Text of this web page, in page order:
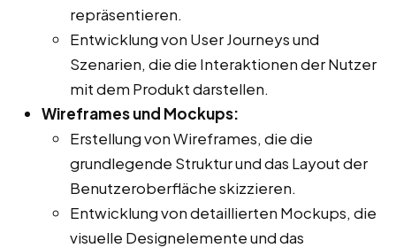
repräsentieren.
Entwicklung von User Journeys und
Szenarien, die die Interaktionen der Nutzer
mit dem Produkt darstellen.
Wireframes und Mockups:
Erstellung von Wireframes, die die
grundlegende Struktur und das Layout der
Benutzeroberfläche skizzieren.
Entwicklung von detaillierten Mockups, die
visuelle Designelemente und das